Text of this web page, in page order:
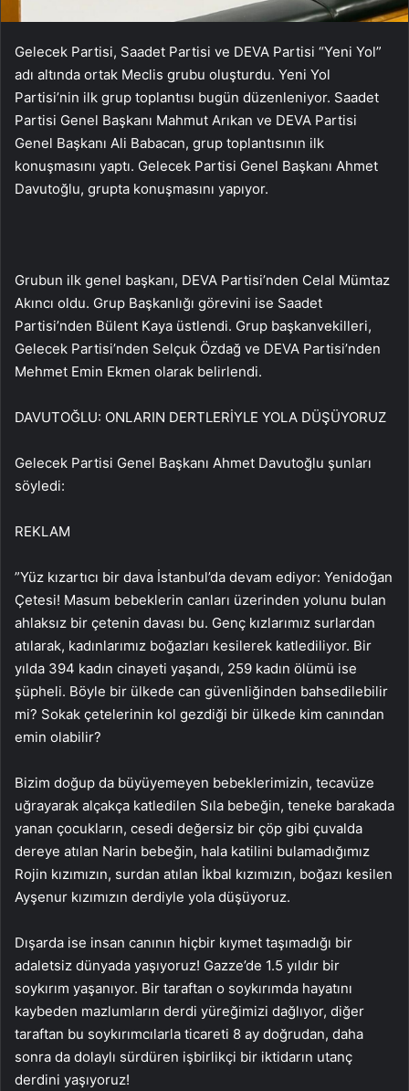
Gelecek Partisi, Saadet Partisi ve DEVA Partisi “Yeni Yol”
adı altında ortak Meclis grubu oluşturdu. Yeni Yol
Partisi’nin ilk grup toplantısı bugün düzenleniyor. Saadet
Partisi Genel Başkanı Mahmut Arıkan ve DEVA Partisi
Genel Başkanı Ali Babacan, grup toplantısının ilk
konuşmasını yaptı. Gelecek Partisi Genel Başkanı Ahmet
Davutoğlu, grupta konuşmasını yapıyor.
Grubun ilk genel başkanı, DEVA Partisi’nden Celal Mümtaz
Akıncı oldu. Grup Başkanlığı görevini ise Saadet
Partisi’nden Bülent Kaya üstlendi. Grup başkanvekilleri,
Gelecek Partisi’nden Selçuk Özdağ ve DEVA Partisi’nden
Mehmet Emin Ekmen olarak belirlendi.
DAVUTOĞLU: ONLARIN DERTLERİYLE YOLA DÜŞÜYORUZ
Gelecek Partisi Genel Başkanı Ahmet Davutoğlu şunları
söyledi:
REKLAM
”Yüz kızartıcı bir dava İstanbul’da devam ediyor: Yenidoğan
Çetesi! Masum bebeklerin canları üzerinden yolunu bulan
ahlaksız bir çetenin davası bu. Genç kızlarımız surlardan
atılarak, kadınlarımız boğazları kesilerek katlediliyor. Bir
yılda 394 kadın cinayeti yaşandı, 259 kadın ölümü ise
şüpheli. Böyle bir ülkede can güvenliğinden bahsedilebilir
mi? Sokak çetelerinin kol gezdiği bir ülkede kim canından
emin olabilir?
Bizim doğup da büyüyemeyen bebeklerimizin, tecavüze
uğrayarak alçakça katledilen Sıla bebeğin, teneke barakada
yanan çocukların, cesedi değersiz bir çöp gibi çuvalda
dereye atılan Narin bebeğin, hala katilini bulamadığımız
Rojin kızımızın, surdan atılan İkbal kızımızın, boğazı kesilen
Ayşenur kızımızın derdiyle yola düşüyoruz.
Dışarda ise insan canının hiçbir kıymet taşımadığı bir
adaletsiz dünyada yaşıyoruz! Gazze’de 1.5 yıldır bir
soykırım yaşanıyor. Bir taraftan o soykırımda hayatını
kaybeden mazlumların derdi yüreğimizi dağlıyor, diğer
taraftan bu soykırımcılarla ticareti 8 ay doğrudan, daha
sonra da dolaylı sürdüren işbirlikçi bir iktidarın utanç
derdini yaşıyoruz!